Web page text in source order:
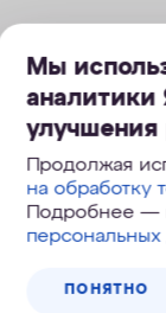
Снижение
Активное
Fe3+
Мы
аналитики
улучшения
Продолжая
на обработку
Подробнее —
персональных
ПОНЯТНО